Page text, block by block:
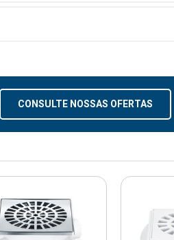
CONSULTE NOSSAS OFERTAS